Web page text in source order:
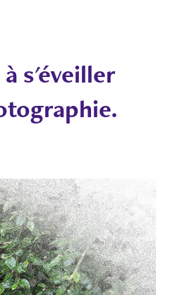
s'éveiller